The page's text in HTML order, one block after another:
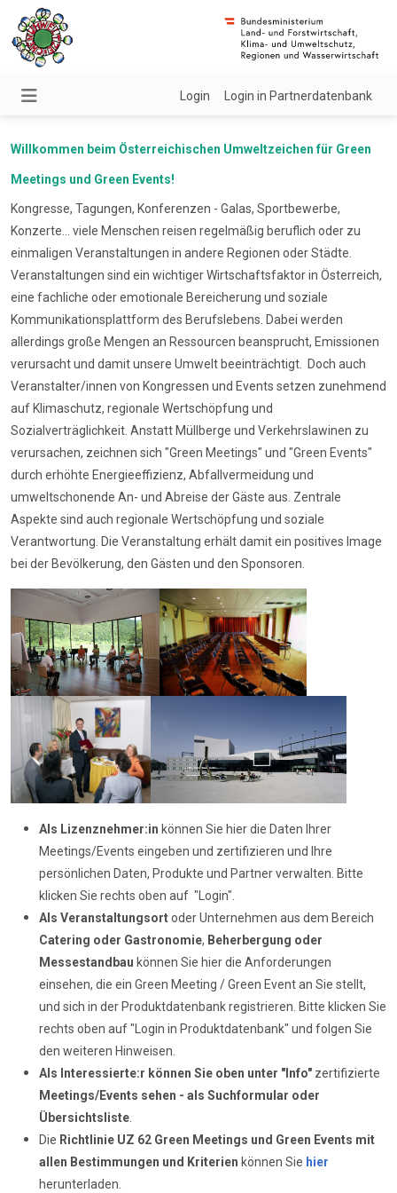
Login Login in Partnerdatenbank
Willkommen beim Österreichischen Umweltzeichen für Green
Meetings und Green Events!
Kongresse, Tagungen, Konferenzen - Galas, Sportbewerbe,
Konzerte... viele Menschen reisen regelmäßig beruflich oder zu
einmaligen Veranstaltungen in andere Regionen oder Städte.
Veranstaltungen sind ein wichtiger Wirtschaftsfaktor in Österreich,
eine fachliche oder emotionale Bereicherung und soziale
Kommunikationsplattform des Berufslebens. Dabei werden
allerdings große Mengen an Ressourcen beansprucht, Emissionen
verursacht und damit unsere Umwelt beeinträchtigt. Doch auch
Veranstalter/innen von Kongressen und Events setzen zunehmend
auf Klimaschutz, regionale Wertschöpfung und
Sozialverträglichkeit. Anstatt Müllberge und Verkehrslawinen zu
verursachen, zeichnen sich "Green Meetings" und "Green Events"
durch erhöhte Energieeffizienz, Abfallvermeidung und
umweltschonende An- und Abreise der Gäste aus. Zentrale
Aspekte sind auch regionale Wertschöpfung und soziale
Verantwortung. Die Veranstaltung erhält damit ein positives Image
bei der Bevölkerung, den Gästen und den Sponsoren.
Als Lizenznehmer:in können Sie hier die Daten Ihrer
Meetings/Events eingeben und zertifizieren und Ihre
persönlichen Daten, Produkte und Partner verwalten. Bitte
klicken Sie rechts oben auf "Login".
Als Veranstaltungsortoder Unternehmen aus dem Bereich
Catering oder Gastronomie, Beherbergung oder
Messestandbau können Sie hier die Anforderungen
einsehen, die ein Green Meeting / Green Event an Sie stellt,
und sich in der Produktdatenbank registrieren. Bitte klicken Sie
rechts oben auf "Login in Produktdatenbank" und folgen Sie
den weiteren Hinweisen.
Als Interessierte:r können Sie oben unter "Info" zertifizierte
Meetings/Events sehen - als Suchformular oder
Übersichtsliste
Die Richtlinie UZ 62 Green Meetings und Green Events mit
allen Bestimmungen und Kriterien können Sie hier
herunterladen.